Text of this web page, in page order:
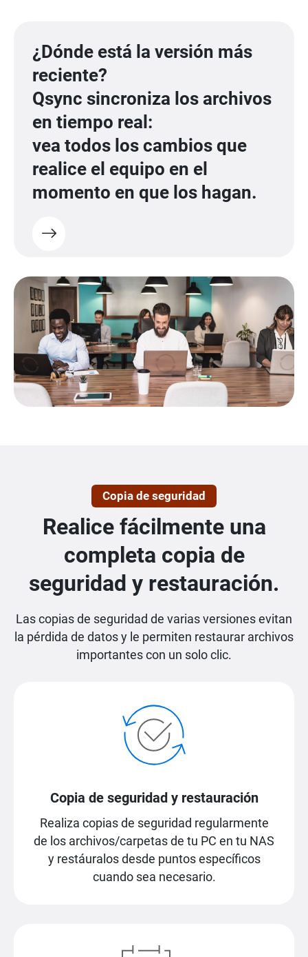
¿Dónde está la versión más
reciente?
Qsync sincroniza los archivos
en tiempo real:
vea todos los cambios que
realice el equipo en el
momento en que los hagan.
Copia de seguridad
Realice fácilmente una
completa copia de
seguridad y restauración.
Las copias de seguridad de varias versiones evitan
la pérdida de datos y le permiten restaurar archivos
importantes con un solo clic.
Copia de seguridad y restauración
Realiza copias de seguridad regularmente
de los archivos/carpetas de tu PC en tu NAS
y restáuralos desde puntos específicos
cuando sea necesario.